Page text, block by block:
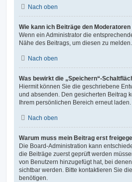
Nach oben
Wie kann ich Beiträge den Moderatoren
Wenn ein Administrator die
Nähe des Beitrags, um diesen zu
Nach oben
Was bewirkt die „Speichern“-
Hiermit können Sie die geschriebene
und absenden. Den gesicherten Beitrag
Ihrem persönlichen Bereich erneut laden.
Nach oben
Warum muss mein Beitrag erst
Die Board-Administration kann
die Beiträge zuerst geprüft werden
von Benutzern hinzugefügt hat, bei
sichtbar werden. Bitte kontaktieren Sie
benötigen.